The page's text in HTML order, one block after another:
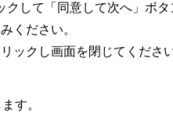
承ください。
して「同意して次へ」ボタ
ください。
ックし画面を閉じてください
す。